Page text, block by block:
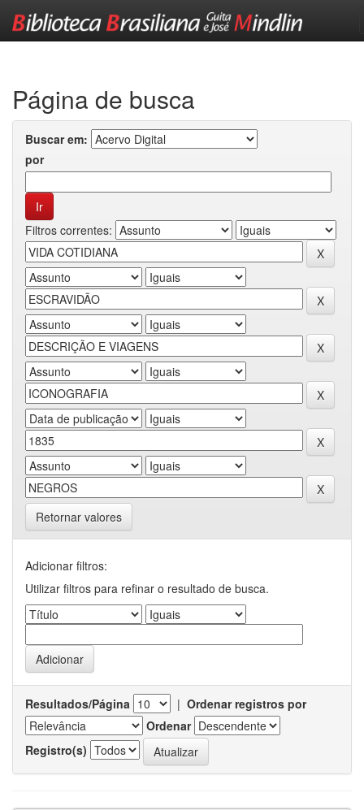
Página de busca
Buscar em:
por
Filtros correntes:
Retornar valores
Adicionar filtros:
Utilizar filtros para refinar o resultado de busca.
Resultados/Página | Ordenar registros por
Ordenar
Registro(s)